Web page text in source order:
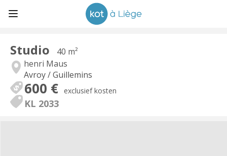
Studio
40 m²
henri Maus
Avroy / Guillemins
600 € exclusief kosten
KL 2033